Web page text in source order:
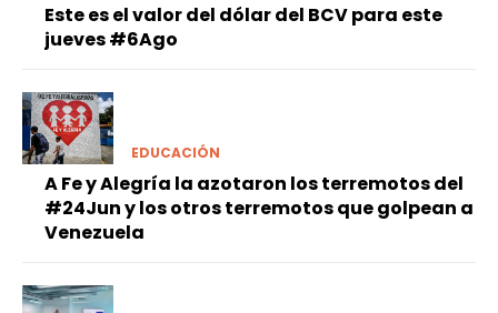
Este es el valor del dólar del BCV para este
jueves #6Ago
EDUCACIÓN
A Fe y Alegría la azotaron los terremotos del
#24Jun y los otros terremotos que golpean a
Venezuela